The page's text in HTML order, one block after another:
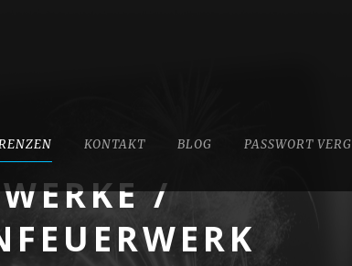
KONTAKT BLOG PASSWORT
/